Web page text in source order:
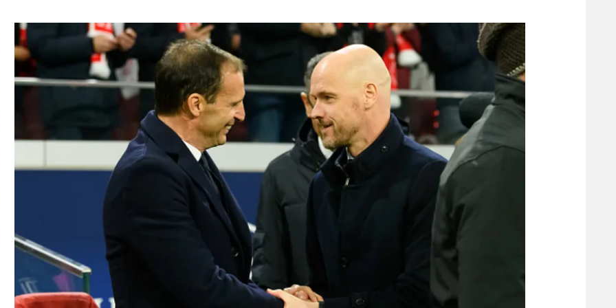
תקנון משתתפים וזוכים בפרסים
תקנון עבור פעילות אלקטרה
תקנון עבור פעילות ספורט 1 – "מרלן"
טניס
תנאי שימוש
תקנון פעילות ספורט 1
הצטרפות לחבילת הערוצים
לוח דרושים – ג'ובנט
הפועל תל אביב
הפועל באר שבע
מכבי נתניה
בני יהודה
ליגה סינית
ליגה ברזילאית
ליגות נוספות